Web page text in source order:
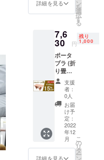
よりも
価格が
変更と
合がご
ざいま
す。
み）で
売する
場合の
予定価
格から
【25％
オフ】
となり
ます。
ご支援
額は全
て送料
込みの
価格で
す。 ※
支援額
が予想
達成し
た場合
ターン
をお届
けでき
ます。
応援よ
ろしく
お願い
いたし
ます。
達成し
た場合
の販売
予定価
格は
8,980円
（税込
み）で
詳細を見る ン
を
選
択
す
る
7,6
30 円
残り
1,000
ポータ
ブラ (折
り畳み
コルク
マルチ
テーブ
ル) ×1個
本プロ
ジェク
トはAll
Nothing
です。
目標を
支援
者：
0人
お届
け予
定：
2022
年12
月
詳細を見る
こ
の
リ
タ
ー
ン